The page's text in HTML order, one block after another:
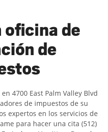
oficina de
de
4700 East Palm Valley Blvd
de impuestos de su
expertos en los servicios de
para hacer una cita (512)